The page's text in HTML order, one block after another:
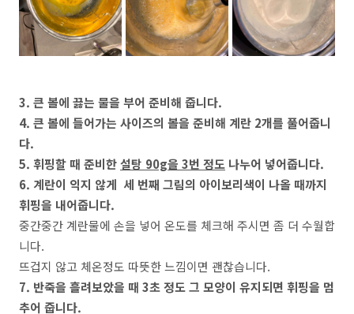
3. 큰 볼에 끓는 물을 부어 준비해 줍니다.
4. 큰 볼에 들어가는 사이즈의 볼을 준비해 계란 2개를 풀어줍니
다.
5. 휘핑할 때 준비한설탕 90g을 3번 정도 나누어 넣어줍니다.
6. 계란이 익지 않게 세 번째 그림의 아이보리색이 나올 때까지
휘핑을 내어줍니다.
중간중간 계란물에 손을 넣어 온도를 체크해 주시면 좀 더 수월합
니다.
뜨겁지 않고 체온정도 따뜻한 느낌이면 괜찮습니다.
7. 반죽을 흘려보았을 때 3초 정도 그 모양이 유지되면 휘핑을 멈
추어 줍니다.